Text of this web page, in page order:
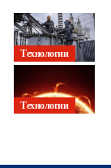
Технологии
Технологии